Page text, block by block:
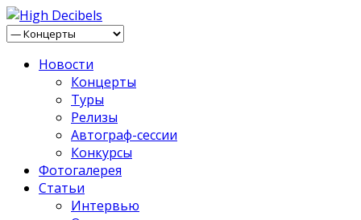
Новости
Концерты
Туры
Релизы
Автограф-сессии
Конкурсы
Фотогалерея
Статьи
Интервью